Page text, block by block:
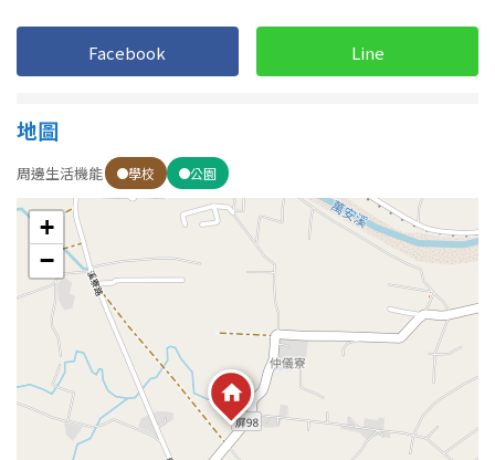
Facebook Line
地圖
周邊生活機能 學校 公園
+
−